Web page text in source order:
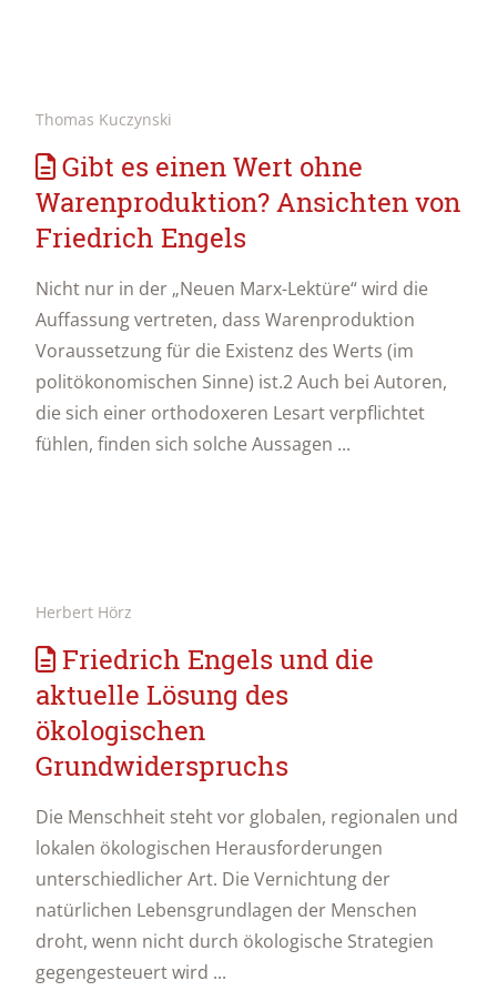
Thomas Kuczynski
Gibt es einen Wert ohne
Warenproduktion? Ansichten von
Friedrich Engels
Nicht nur in der „Neuen Marx-Lektüre“ wird die
Auffassung vertreten, dass Warenproduktion
Voraussetzung für die Existenz des Werts (im
politökonomischen Sinne) ist.2 Auch bei Autoren,
die sich einer orthodoxeren Lesart verpflichtet
fühlen, finden sich solche Aussagen ...
Herbert Hörz
Friedrich Engels und die
aktuelle Lösung des
ökologischen
Grundwiderspruchs
Die Menschheit steht vor globalen, regionalen und
lokalen ökologischen Herausforderungen
unterschiedlicher Art. Die Vernichtung der
natürlichen Lebensgrundlagen der Menschen
droht, wenn nicht durch ökologische Strategien
gegengesteuert wird ...